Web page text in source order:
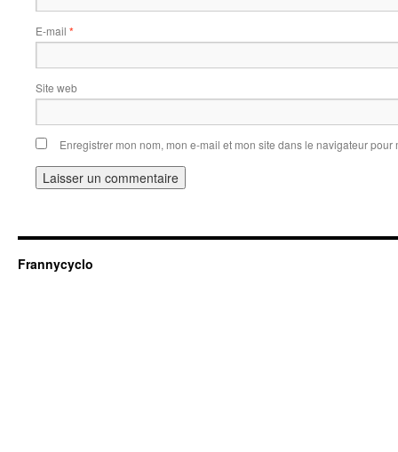
E-mail *
Site web
Enregistrer mon nom, mon e-mail et mon site dans le navigateur
Frannycyclo